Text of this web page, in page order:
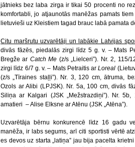
jātnieks bez laba zirga ir tikai 50 procenti no
komfortabli, jo atjaunotās manēžas pamats
lietuvieši uz Kleistiem tagad brauc labā pamata
Citu maršrutu uzvarētāji un labākie Latvijas
divās fāzēs, piedalās zirgi līdz 5 g. v. – Mats
Bregže ar Catch Me (z/s „Lielceri”). Nr. 2, 115/
zirgi līdz 6/7 g. v. – Mats Petraitis ar Loreal
(z/s „Tīraines staļļi”). Nr. 3, 120 cm, ātruma,
Ozols ar Alibi (LPJSK). Nr. 5a, 100 cm, divās
Siliņa ar Kalgari (JSK „Mežstrazdiņi”). Nr.
amatieri – Alise Elksne ar Atēnu (JSK „Atēna”).
Uzvarētāja bērnu konkurencē līdz 16 gadu
manēža, ir labs segums, arī citi sportisti vērtē
es devos uz starta „latiņa” jau bija pacelta